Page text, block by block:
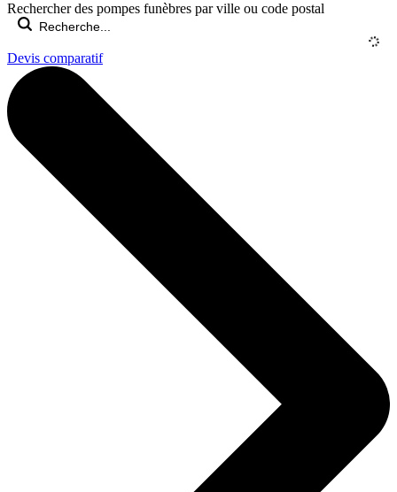
Rechercher des pompes funèbres par ville ou code postal
Devis comparatif